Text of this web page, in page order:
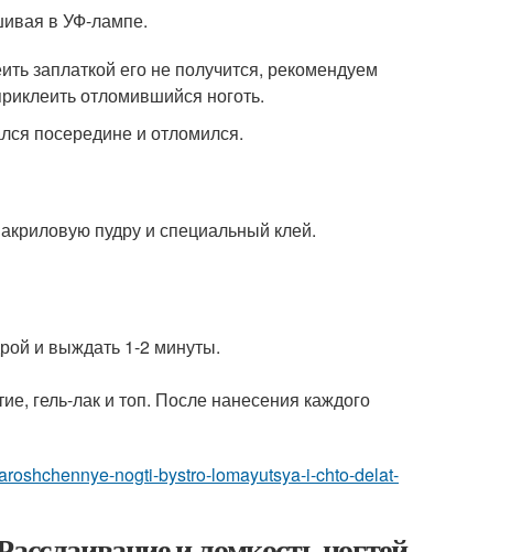
в УФ-лампе.
заплаткой его не получится, рекомендуем
отломившийся ноготь.
посередине и отломился.
пудру и специальный клей.
и выждать 1-2 минуты.
гель-лак и топ. После нанесения каждого
nogti-bystro-lomayutsya-i-chto-delat-